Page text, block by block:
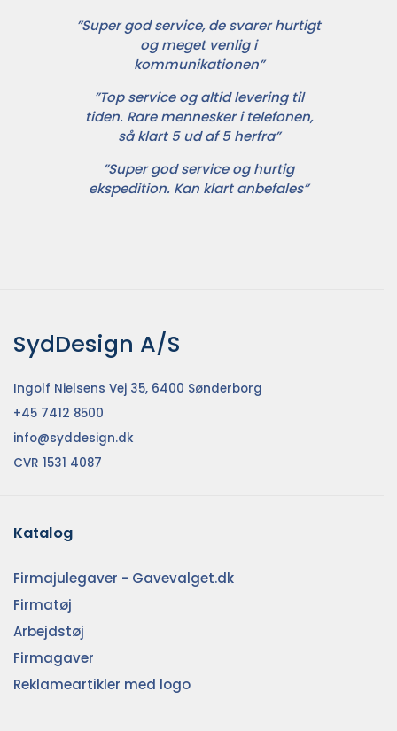
”Super god service, de svarer hurtigt
og meget venlig i
kommunikationen”
”Top service og altid levering til
tiden. Rare mennesker i telefonen,
så klart 5 ud af 5 herfra”
”Super god service og hurtig
ekspedition. Kan klart anbefales”
SydDesign A/S
Ingolf Nielsens Vej 35, 6400 Sønderborg
+45 7412 8500
info@syddesign.dk
CVR 1531 4087
Katalog
Firmajulegaver - Gavevalget.dk
Firmatøj
Arbejdstøj
Firmagaver
Reklameartikler med logo